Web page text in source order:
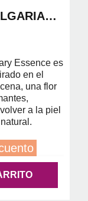
Essence es
en el
una flor
a la piel